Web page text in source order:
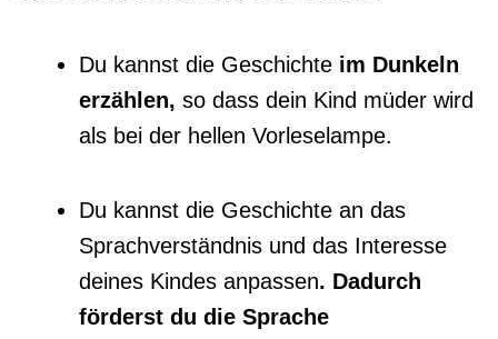
Du kannst die Geschichteim Dunkeln
erzählen, so dass dein Kind müder wird
als bei der hellen Vorleselampe.
Du kannst die Geschichte an das
Sprachverständnis und das Interesse
deines Kindes anpassen. Dadurch
förderst du die Sprache